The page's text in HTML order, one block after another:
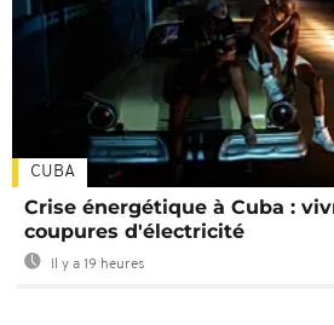
CUBA
Crise énergétique à Cuba :
coupures d'électricité
Il y a 19 heures